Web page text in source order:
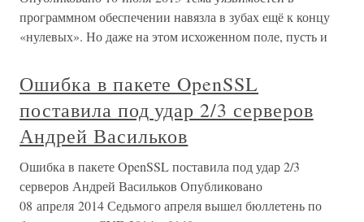
программном обеспечении навязла в зубах ещё к концу
«нулевых». Но даже на этом исхоженном поле, пусть и
Ошибка в пакете OpenSSL
поставила под удар 2/3 серверов
Андрей Васильков
Ошибка в пакете OpenSSL поставила под удар 2/3
серверов Андрей Васильков Опубликовано
08 апреля 2014 Седьмого апреля вышел бюллетень по